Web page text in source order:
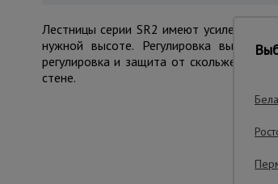
Лестницы серии SR2 имеют усиленный
нужной высоте. Регулировка
регулировка и защита от скольжения.
стене.